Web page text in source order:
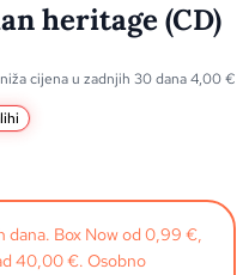
heritage (CD)
cijena u zadnjih 30 dana4,00€
dana. Box Now od 0,99 €,
40,00 €. Osobno